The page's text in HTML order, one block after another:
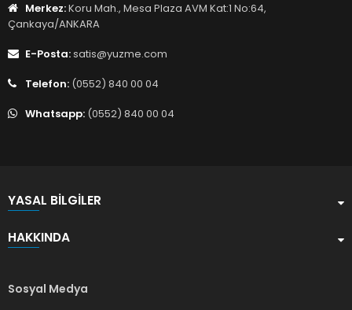
Merkez:Koru Mah., Mesa Plaza AVM Kat:1 No:64,
Çankaya/ANKARA
E-Posta:satis@yuzme.com
Telefon: (0552) 840 00 04
Whatsapp: (0552) 840 00 04
YASAL BILGILER
HAKKINDA
Sosyal Medya